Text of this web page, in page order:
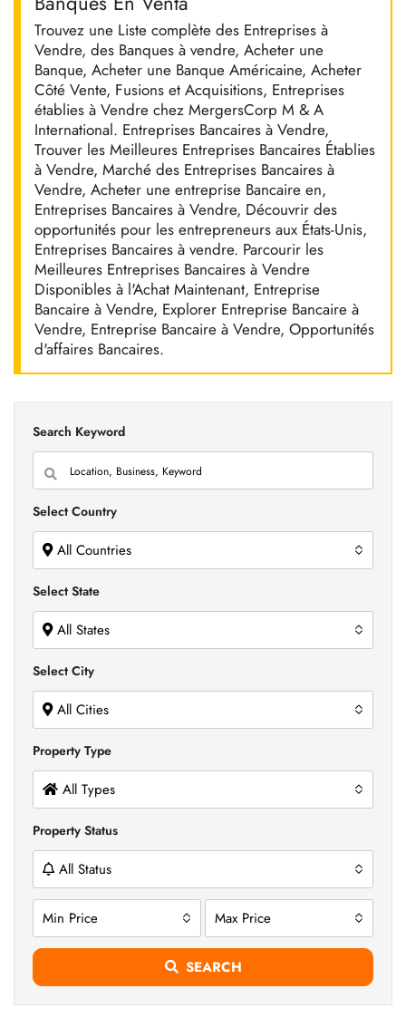
Trouvez une Liste complète des Entreprises à
Vendre, des Banques à vendre, Acheter une
Banque, Acheter une Banque Américaine, Acheter
Côté Vente, Fusions et Acquisitions, Entreprises
établies à Vendre chez MergersCorp M & A
International. Entreprises Bancaires à Vendre,
Trouver les Meilleures Entreprises Bancaires Établies
à Vendre, Marché des Entreprises Bancaires à
Vendre, Acheter une entreprise Bancaire en,
Entreprises Bancaires à Vendre, Découvrir des
opportunités pour les entrepreneurs aux États-Unis,
Entreprises Bancaires à vendre. Parcourir les
Meilleures Entreprises Bancaires à Vendre
Disponibles à l'Achat Maintenant, Entreprise
Bancaire à Vendre, Explorer Entreprise Bancaire à
Vendre, Entreprise Bancaire à Vendre, Opportunités
d'affaires Bancaires.
Search Keyword
Select Country
All Countries
Select State
All States
Select City
All Cities
Property Type
All Types
Property Status
All Status
Min Price Max Price
SEARCH